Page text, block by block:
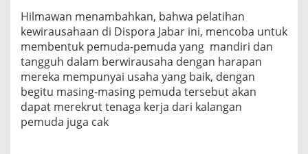
Hilmawan menambahkan, bahwa pelatihan
kewirausahaan di Dispora Jabar ini, mencoba untuk
membentuk pemuda-pemuda yang mandiri dan
tangguh dalam berwirausaha dengan harapan
mereka mempunyai usaha yang baik, dengan
begitu masing-masing pemuda tersebut akan
dapat merekrut tenaga kerja dari kalangan
pemuda juga cak